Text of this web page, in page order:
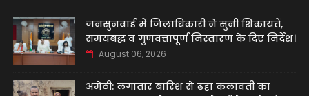
जनसुनवाई में जिलाधिकारी ने सुनीं शिकायतें,
समयबद्ध व गुणवत्तापूर्ण निस्तारण के दिए निर्देश।
August 06, 2026
अमेठी: लगातार बारिश से ढहा कलावती का